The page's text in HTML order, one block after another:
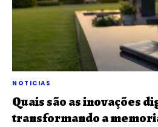
NOTICIAS
Quais são as inovações
transformando a